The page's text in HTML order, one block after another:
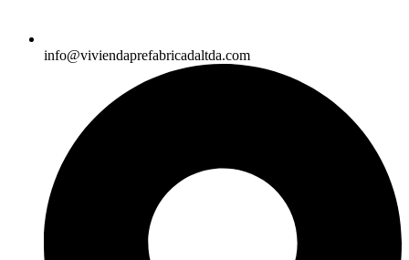
info@viviendaprefabricadaltda.com